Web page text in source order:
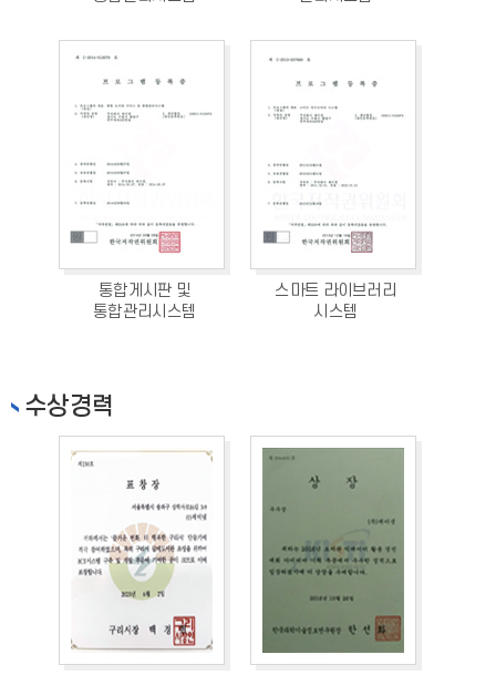
통합게시판 및
통합관리시스템
스마트 라이브러리
시스템
수상경력